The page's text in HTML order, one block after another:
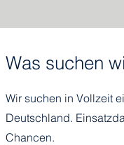
Was suchen
Wir suchen in Vollzeit
Deutschland.
Chancen.